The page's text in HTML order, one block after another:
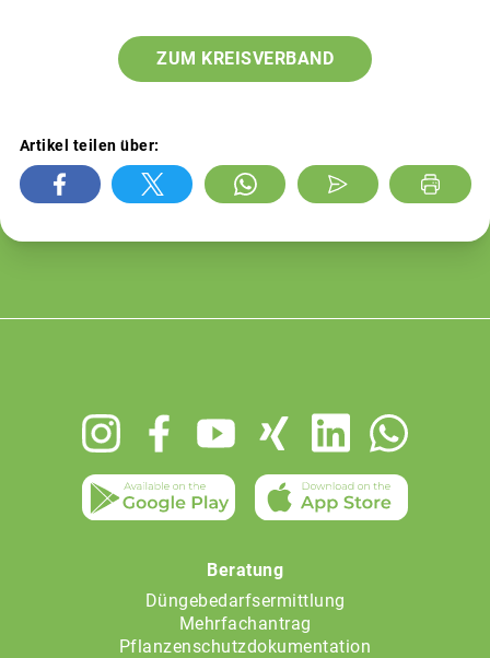
ZUM KREISVERBAND
Artikel teilen über:
Beratung
Düngebedarfsermittlung
Mehrfachantrag
Pflanzenschutzdokumentation